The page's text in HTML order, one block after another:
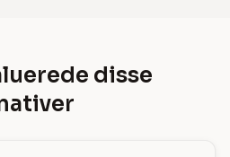
disse